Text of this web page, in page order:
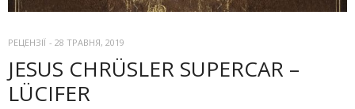
РЕЦЕНЗІЇ - 28 ТРАВНЯ, 2019
JESUS CHRÜSLER SUPERCAR –
LÜCIFER